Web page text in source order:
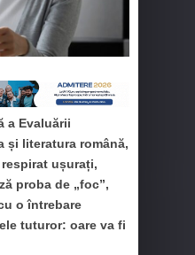
a Evaluării
și literatura română,
ușurați,
proba de „foc”,
o întrebare
tuturor: oare va fi